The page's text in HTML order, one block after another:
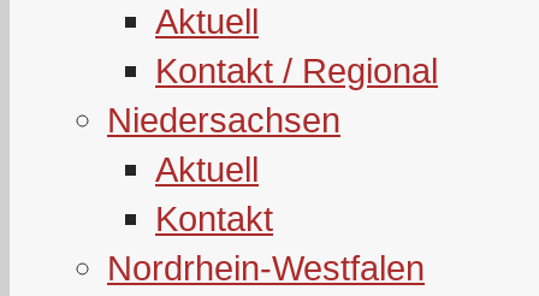
Aktuell
Kontakt / Regional
Niedersachsen
Aktuell
Kontakt
Nordrhein-Westfalen